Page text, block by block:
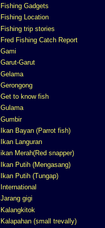
Fishing Gadgets
Fishing Location
Fishing trip stories
Fred Fishing Catch Report
Gami
Garut-Garut
Gelama
Gerongong
Get to know fish
Gulama
Gumbir
Ikan Bayan (Parrot fish)
Ikan Languran
ikan Merah(Red snapper)
Ikan Putih (Mengasang)
Ikan Putih (Tungap)
International
Jarang gigi
Kalangkitok
Kalapahan (small trevally)